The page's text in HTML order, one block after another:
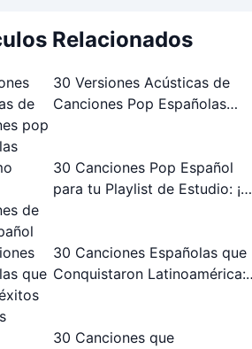
Relacionados
30 Versiones Acústicas de
Canciones Pop Españolas
30 Canciones Pop Español
para tu Playlist de Estudio: ¡La
30 Canciones Españolas que
Conquistaron Latinoamérica:
30 Canciones que